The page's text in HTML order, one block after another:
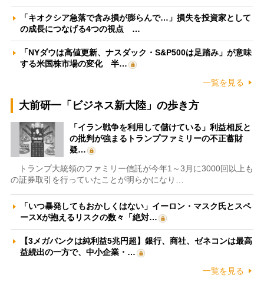
「キオクシア急落で含み損が膨らんで…」損失を投資家として
の成長につなげる4つの視点 …
「NYダウは高値更新、ナスダック・S&P500は足踏み」が意味
する米国株市場の変化 半…
一覧を見る
大前研一「ビジネス新大陸」の歩き方
「イラン戦争を利用して儲けている」利益相反と
の批判が強まるトランプファミリーの不正蓄財
疑…
トランプ大統領のファミリー信託が今年1～3月に3000回以上も
の証券取引を行っていたことが明らかになり…
「いつ暴発してもおかしくはない」イーロン・マスク氏とスペ
ースXが抱えるリスクの数々「絶対…
【3メガバンクは純利益5兆円超】銀行、商社、ゼネコンは最高
益続出の一方で、中小企業・…
一覧を見る